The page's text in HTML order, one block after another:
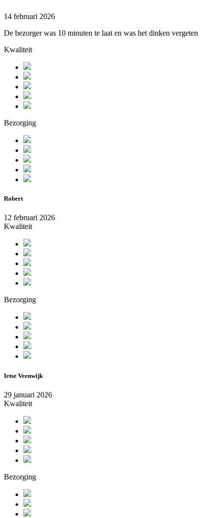
14 februari 2026
De bezorger was 10 minuten te laat en was het dinken vergeten
Kwaliteit
Bezorging
Robert
12 februari 2026
Kwaliteit
Bezorging
Ietse Veenwijk
29 januari 2026
Kwaliteit
Bezorging